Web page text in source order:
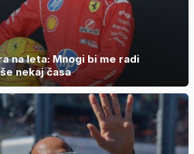
na leta: Mnogi bi me radi
nekaj časa